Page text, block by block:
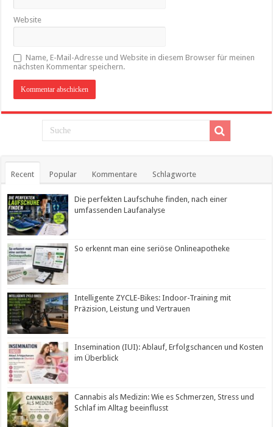
Website
Name, E-Mail-Adresse und Website in diesem Browser für meinen
nächsten Kommentar speichern.
Recent Popular Kommentare Schlagworte
Die perfekten Laufschuhe finden, nach einer
umfassenden Laufanalyse
So erkennt man eine seriöse Onlineapotheke
Intelligente ZYCLE-Bikes: Indoor-Training mit
Präzision, Leistung und Vertrauen
Insemination (IUI): Ablauf, Erfolgschancen und Kosten
im Überblick
Cannabis als Medizin: Wie es Schmerzen, Stress und
Schlaf im Alltag beeinflusst